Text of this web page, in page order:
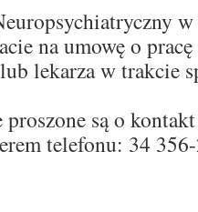
na umowę o
lekarza w trakcie
proszone są o
telefonu: 34